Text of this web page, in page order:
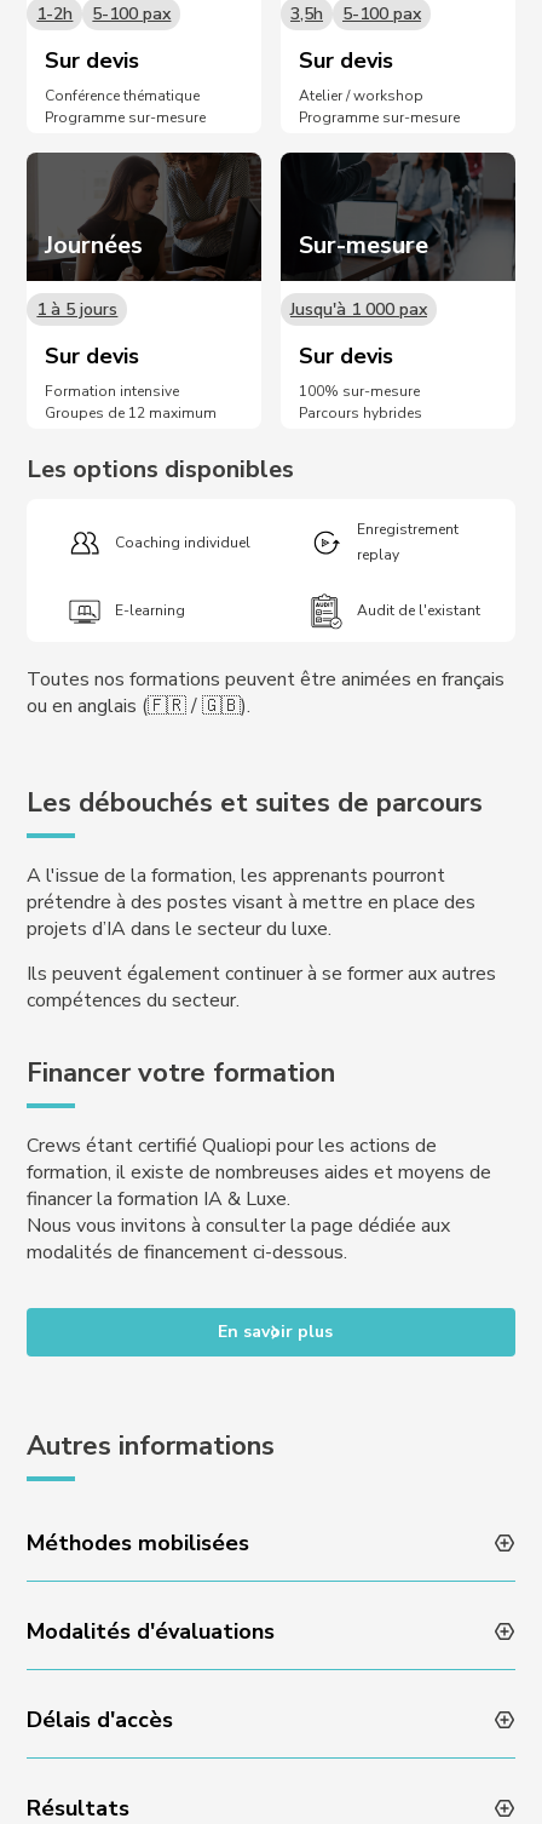
1-2h 5-100 pax
Sur devis
Conférence thématique
Programme sur-mesure
3,5h 5-100 pax
Sur devis
Atelier / workshop
Programme sur-mesure
Journées
1 à 5 jours
Sur devis
Formation intensive
Groupes de 12 maximum
Sur-mesure
Jusqu'à 1 000 pax
Sur devis
100% sur-mesure
Parcours hybrides
Les options disponibles
Coaching individuel
Enregistrement
replay
E-learning Audit de l'existant
Toutes nos formations peuvent être animées en français
ou en anglais (🇫🇷 / 🇬🇧).
Les débouchés et suites de parcours
A l'issue de la formation, les apprenants pourront
prétendre à des postes visant à mettre en place des
projets d’IA dans le secteur du luxe.
Ils peuvent également continuer à se former aux autres
compétences du secteur.
Financer votre formation
Crews étant certifié Qualiopi pour les actions de
formation, il existe de nombreuses aides et moyens de
financer la formation IA & Luxe.
Nous vous invitons à consulter la page dédiée aux
modalités de financement ci-dessous.
En savoir plus
Autres informations
Méthodes mobilisées
Animation des formations par des professionnels en
activité
Modalités d'évaluations
Évaluation des acquis en fin de formation via un quizz
ou un rendu de projet
Délais d'accès
Admissibilité sur dossier et échange avec l’équipe
Résultats